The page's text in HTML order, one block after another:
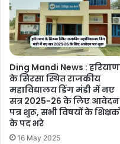
Ding Mandi News :
के सिरसा स्थित राजकीय
महाविद्यालय डिंग मंडी में नए
सत्र 2025-26 के लिए आवेदन
पत्र शुरू, सभी विषयों के
के पद भरे
16 May 2025